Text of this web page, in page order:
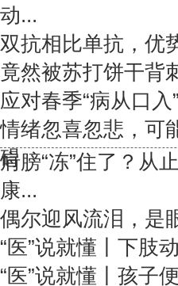
动...
双抗相比单抗，优
竟然被苏打饼干背
应对春季“病从口
情绪忽喜忽悲，可
碍
肩膀“冻”住了？从
康...
偶尔迎风流泪，是
“医”说就懂丨下肢
“医”说就懂丨孩子